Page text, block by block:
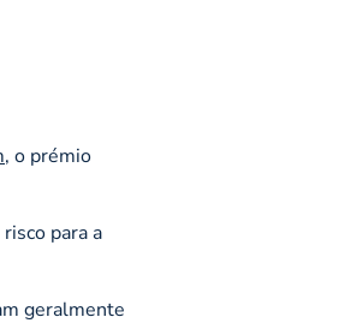
, o prémio
para a
geralmente